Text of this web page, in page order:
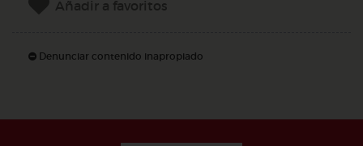
Añadir a favoritos
Denunciar contenido inapropiado